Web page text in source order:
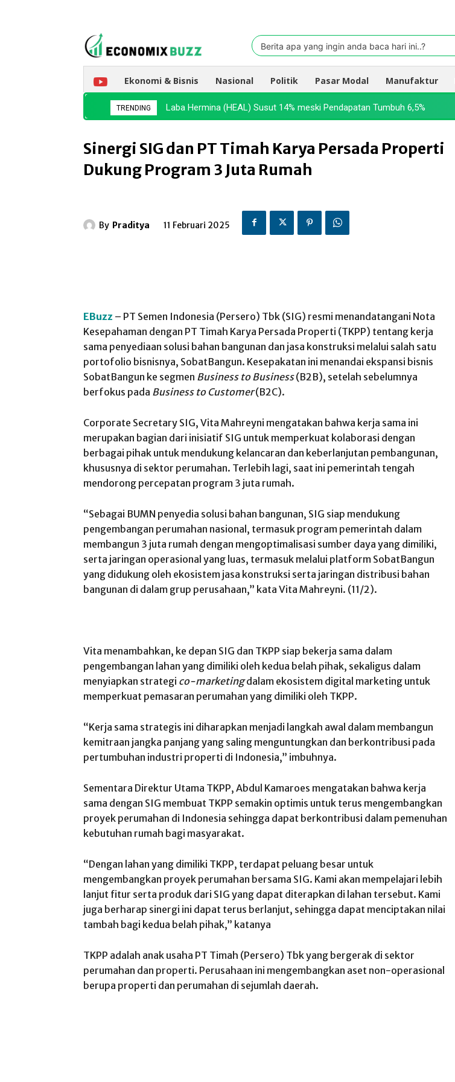
Pasaroleh TradingView
Berita apa yang ingin anda baca hari ini..?
Ekonomi & Bisnis Nasional Politik Pasar Modal Manufaktur
TRENDING Laba Hermina (HEAL) Susut 14% meski Pendapatan Tumbuh 6,5%
Sinergi SIG dan PT Timah Karya Persada Properti
Dukung Program 3 Juta Rumah
By Praditya 11 Februari 2025
EBuzz – PT Semen Indonesia (Persero) Tbk (SIG) resmi menandatangani Nota
Kesepahaman dengan PT Timah Karya Persada Properti (TKPP) tentang kerja
sama penyediaan solusi bahan bangunan dan jasa konstruksi melalui salah satu
portofolio bisnisnya, SobatBangun. Kesepakatan ini menandai ekspansi bisnis
SobatBangun ke segmen Business to Business(B2B), setelah sebelumnya
berfokus pada Business to Customer(B2C).
Corporate Secretary SIG, Vita Mahreyni mengatakan bahwa kerja sama ini
merupakan bagian dari inisiatif SIG untuk memperkuat kolaborasi dengan
berbagai pihak untuk mendukung kelancaran dan keberlanjutan pembangunan,
khususnya di sektor perumahan. Terlebih lagi, saat ini pemerintah tengah
mendorong percepatan program 3 juta rumah.
“Sebagai BUMN penyedia solusi bahan bangunan, SIG siap mendukung
pengembangan perumahan nasional, termasuk program pemerintah dalam
membangun 3 juta rumah dengan mengoptimalisasi sumber daya yang dimiliki,
serta jaringan operasional yang luas, termasuk melalui platform SobatBangun
yang didukung oleh ekosistem jasa konstruksi serta jaringan distribusi bahan
bangunan di dalam grup perusahaan,” kata Vita Mahreyni. (11/2).
Vita menambahkan, ke depan SIG dan TKPP siap bekerja sama dalam
pengembangan lahan yang dimiliki oleh kedua belah pihak, sekaligus dalam
menyiapkan strategi co-marketingdalam ekosistem digital marketing untuk
memperkuat pemasaran perumahan yang dimiliki oleh TKPP.
“Kerja sama strategis ini diharapkan menjadi langkah awal dalam membangun
kemitraan jangka panjang yang saling menguntungkan dan berkontribusi pada
pertumbuhan industri properti di Indonesia,” imbuhnya.
Sementara Direktur Utama TKPP, Abdul Kamaroes mengatakan bahwa kerja
sama dengan SIG membuat TKPP semakin optimis untuk terus mengembangkan
proyek perumahan di Indonesia sehingga dapat berkontribusi dalam pemenuhan
kebutuhan rumah bagi masyarakat.
“Dengan lahan yang dimiliki TKPP, terdapat peluang besar untuk
mengembangkan proyek perumahan bersama SIG. Kami akan mempelajari lebih
lanjut fitur serta produk dari SIG yang dapat diterapkan di lahan tersebut. Kami
juga berharap sinergi ini dapat terus berlanjut, sehingga dapat menciptakan nilai
tambah bagi kedua belah pihak,” katanya
TKPP adalah anak usaha PT Timah (Persero) Tbk yang bergerak di sektor
perumahan dan properti. Perusahaan ini mengembangkan aset non-operasional
berupa properti dan perumahan di sejumlah daerah.